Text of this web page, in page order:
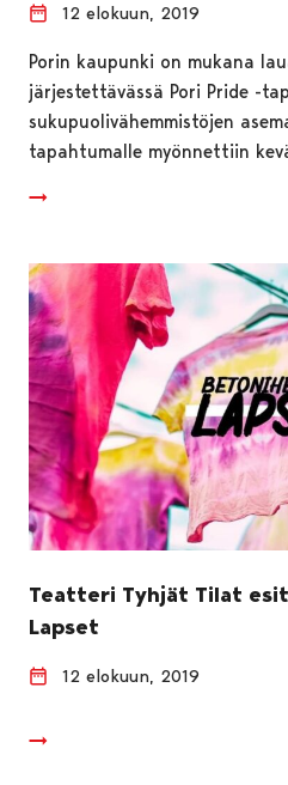
12 elokuun, 2019
Porin kaupunki on mukana
järjestettävässä Pori Pride -
sukupuolivähemmistöjen
tapahtumalle myönnettiin
Teatteri Tyhjät Tilat
Lapset
12 elokuun, 2019